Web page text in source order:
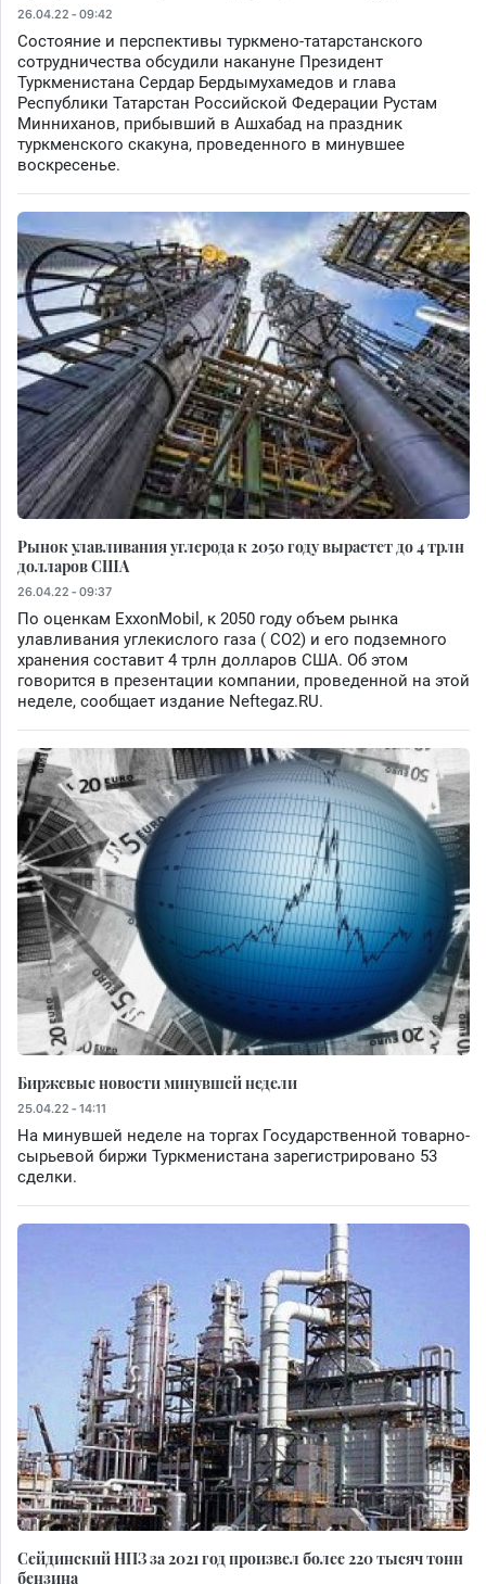
26.04.22 - 09:42
Состояние и перспективы туркмено-татарстанского
сотрудничества обсудили накануне Президент
Туркменистана Сердар Бердымухамедов и глава
Республики Татарстан Российской Федерации Рустам
Минниханов, прибывший в Ашхабад на праздник
туркменского скакуна, проведенного в минувшее
воскресенье.
Рынок улавливания углерода к 2050 году вырастет до 4 трлн
долларов США
26.04.22 - 09:37
По оценкам ExxonMobil, к 2050 году объем рынка
улавливания углекислого газа ( CO2) и его подземного
хранения составит 4 трлн долларов США. Об этом
говорится в презентации компании, проведенной на этой
неделе, сообщает издание Neftegaz.RU.
Биржевые новости минувшей недели
25.04.22 - 14:11
На минувшей неделе на торгах Государственной товарно-
сырьевой биржи Туркменистана зарегистрировано 53
сделки.
Сейдинский НПЗ за 2021 год произвел более 220 тысяч тонн
бензина